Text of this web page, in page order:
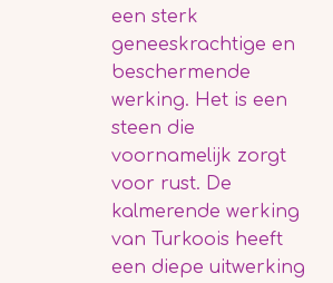
een sterk
geneeskrachtige en
beschermende
werking. Het is een
steen die
voornamelijk zorgt
voor rust. De
kalmerende werking
van Turkoois heeft
een diepe uitwerking